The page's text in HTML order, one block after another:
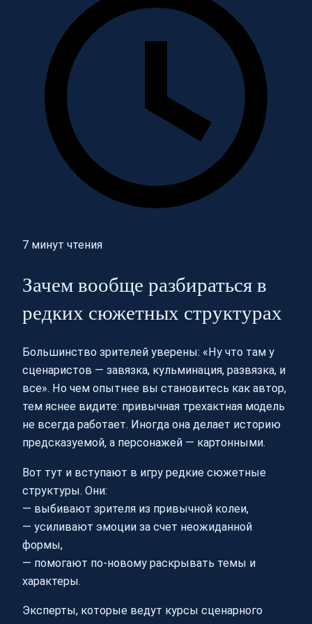
7 минут чтения
Зачем вообще разбираться в
редких сюжетных структурах
Большинство зрителей уверены: «Ну что там у
сценаристов — завязка, кульминация, развязка, и
все». Но чем опытнее вы становитесь как автор,
тем яснее видите: привычная трехактная модель
не всегда работает. Иногда она делает историю
предсказуемой, а персонажей — картонными.
Вот тут и вступают в игру редкие сюжетные
структуры. Они:
— выбивают зрителя из привычной колеи,
— усиливают эмоции за счет неожиданной
формы,
— помогают по‑новому раскрывать темы и
характеры.
Эксперты, которые ведут курсы сценарного